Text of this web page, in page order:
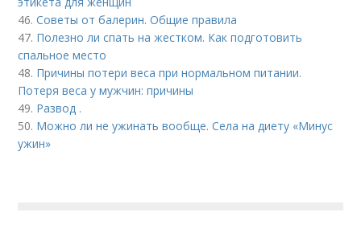
46.Советы от балерин. Общие правила
47. Полезно ли спать на жестком. Как подготовить
спальное место
48. Причины потери веса при нормальном питании.
Потеря веса у мужчин: причины
49. Развод .
50. Можно ли не ужинать вообще. Села на диету «Минус
ужин»